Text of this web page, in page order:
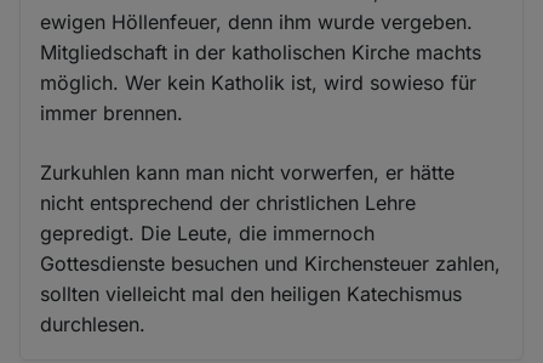
ewigen Höllenfeuer, denn ihm wurde vergeben.
Mitgliedschaft in der katholischen Kirche machts
möglich. Wer kein Katholik ist, wird sowieso für
immer brennen.
Zurkuhlen kann man nicht vorwerfen, er hätte
nicht entsprechend der christlichen Lehre
gepredigt. Die Leute, die immernoch
Gottesdienste besuchen und Kirchensteuer zahlen,
sollten vielleicht mal den heiligen Katechismus
durchlesen.